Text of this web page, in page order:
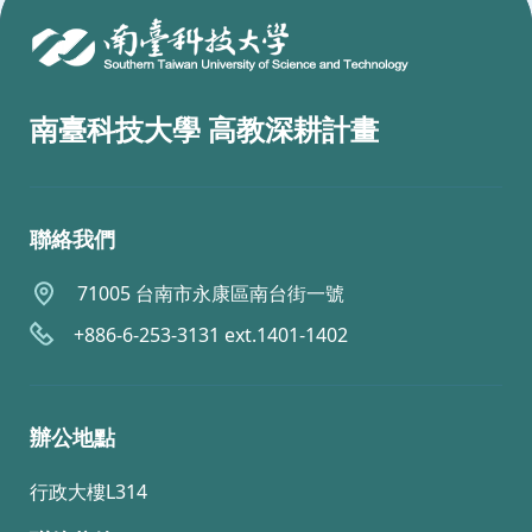
南臺科技大學 高教深耕計畫
聯絡我們
71005 台南市永康區南台街一號
+886-6-253-3131 ext.1401-1402
辦公地點
行政大樓L314